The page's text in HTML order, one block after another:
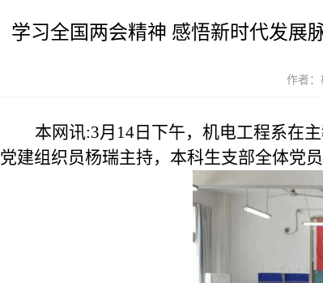
学习全国两会精神 感悟新时代发
作者：
本网讯:3月14日下午，机电工程系在
党建组织员杨瑞主持，本科生支部全体党员